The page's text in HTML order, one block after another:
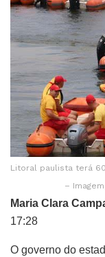
Litoral paulista terá
–
Maria Clara
17:28
O governo do